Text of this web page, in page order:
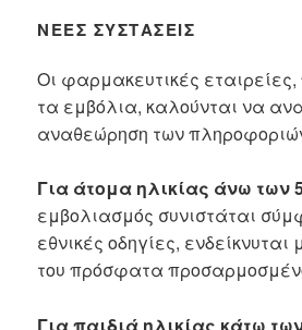
ΝΈΕΣ ΣΥΣΤΆΣΕΙΣ
Οι φαρμακευτικές
τα εμβόλια, καλούνται να
αναθεώρηση των
Για άτομα ηλικίας άνω των
εμβολιασμός συνιστάται
εθνικές οδηγίες,
του πρόσφατα